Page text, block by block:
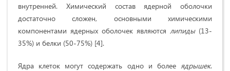
внутренней. Химический состав ядерной оболочки
достаточно сложен, основными химическими
компонентами ядерных оболочек являются липиды(13-
35%) и белки (50-75%) [4].
Ядра клеток могут содержать одно и более ядрышек.